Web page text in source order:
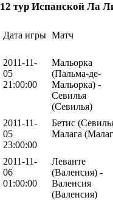
12 тур Испанской Ла
Дата игры Матч
2011-11-
05
21:00:00
Мальорка
(Пальма-де-
Мальорка) -
Севилья
(Севилья)
2011-11-
05
23:00:00
Бетис
Малага
2011-11-
06
01:00:00
Леванте
(Валенсия) -
Валенсия
(Валенсия)